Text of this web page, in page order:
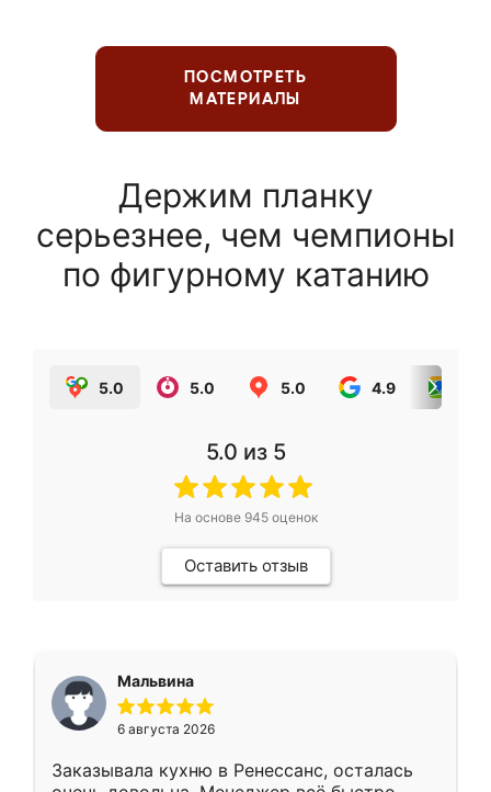
ПОСМОТРЕТЬ
МАТЕРИАЛЫ
Держим планку
серьезнее, чем чемпионы
по фигурному катанию
5.0 5.0 5.0 4.9
5.0 из 5
На основе 945оценок
Оставить отзыв
Мальвина
6 августа 2026
Заказывала кухню в Ренессанс, осталась